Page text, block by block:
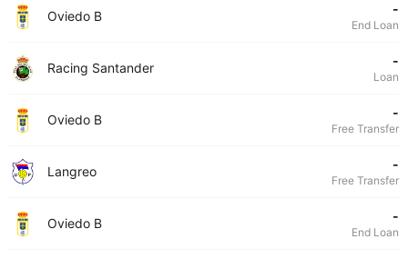
Oviedo B -
End Loan
Racing Santander -
Loan
Oviedo B -
Free Transfer
Langreo -
Free Transfer
Oviedo B -
End Loan